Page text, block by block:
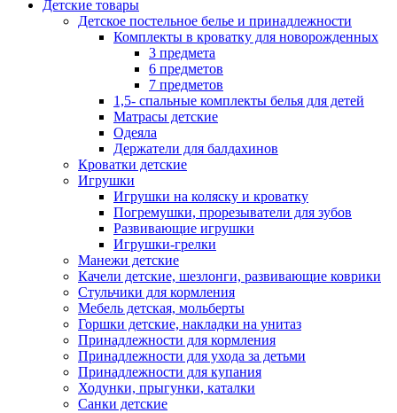
Детские товары
Детское постельное белье и принадлежности
Комплекты в кроватку для новорожденных
3 предмета
6 предметов
7 предметов
1,5- спальные комплекты белья для детей
Матрасы детские
Одеяла
Держатели для балдахинов
Кроватки детские
Игрушки
Игрушки на коляску и кроватку
Погремушки, прорезыватели для зубов
Развивающие игрушки
Игрушки-грелки
Манежи детские
Качели детские, шезлонги, развивающие коврики
Стульчики для кормления
Мебель детская, мольберты
Горшки детские, накладки на унитаз
Принадлежности для кормления
Принадлежности для ухода за детьми
Принадлежности для купания
Ходунки, прыгунки, каталки
Санки детские